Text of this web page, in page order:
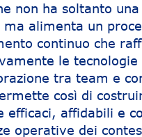
non ha soltanto
alimenta un
continuo che
le tecnologie
tra team e
così di
efficaci, affidabili e
operative dei